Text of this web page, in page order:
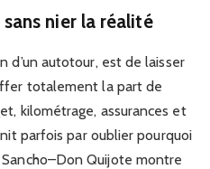
sans nier la réalité
d’un autotour, est de laisser
totalement la part de
kilométrage, assurances et
parfois par oublier pourquoi
Quijote montre